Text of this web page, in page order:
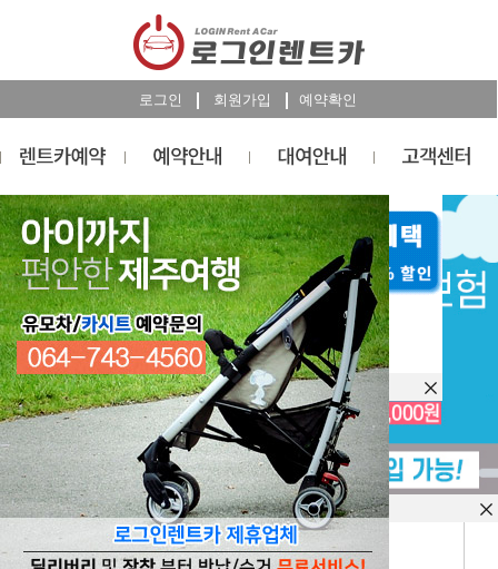
로그인 회원가입 예약확인
렌트카예약
RESERVATION
렌트카 예약하기
오늘 하루 이창을 열지 않습니다.
오늘 하루 이창을 열지 않습니다.
오늘 하루 이창을 열지 않습니다.